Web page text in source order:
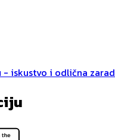
iskustvo i odlična